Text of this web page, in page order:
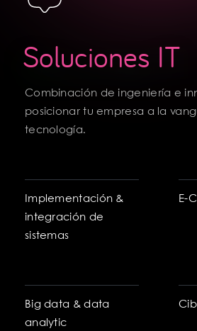
Soluciones IT
Combinación de ingeniería e
posicionar tu empresa a la
tecnología.
Implementación &
integración de
sistemas
E-
Big data & data
analytic